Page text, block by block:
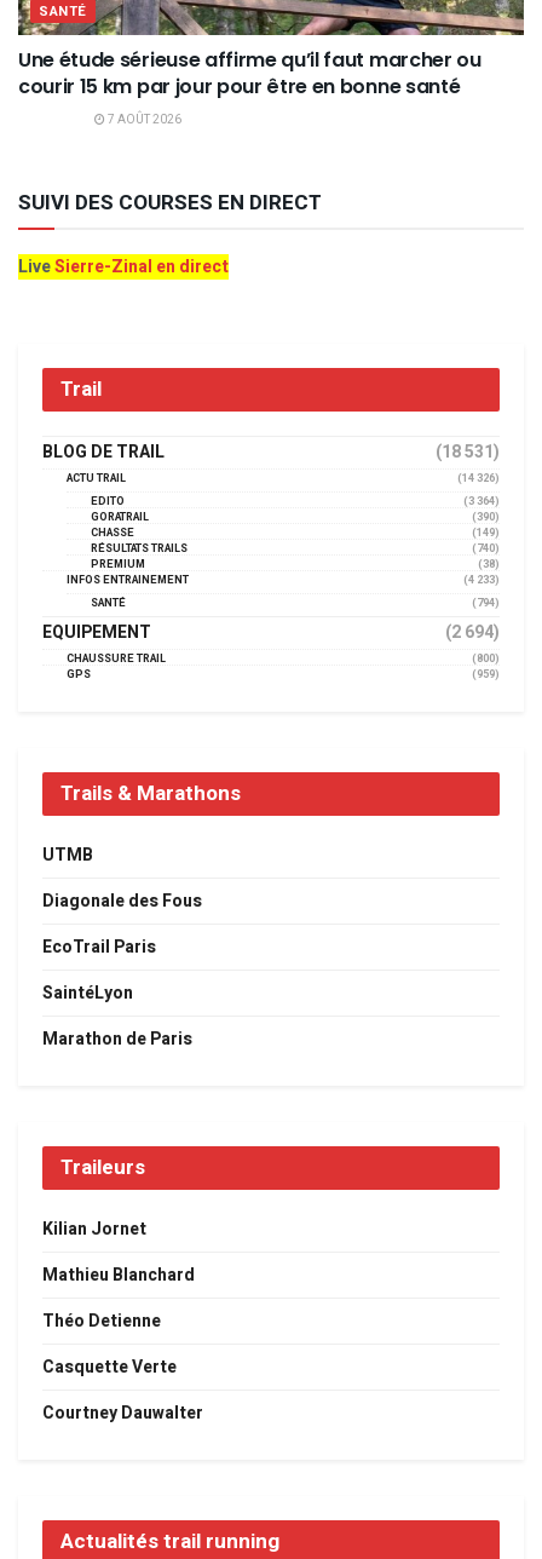
SANTÉ
Une étude sérieuse affirme qu’il faut marcher ou
courir 15 km par jour pour être en bonne santé
7 AOÛT 2026
SUIVI DES COURSES EN DIRECT
LiveSierre-Zinal en direct
Trail
BLOG DE TRAIL (18 531)
ACTU TRAIL
(14 326)
EDITO
(3 364)
GORATRAIL
(390)
CHASSE
(149)
RÉSULTATS TRAILS
(740)
PREMIUM
(38)
INFOS ENTRAINEMENT
(4 233)
SANTÉ
(794)
EQUIPEMENT (2 694)
CHAUSSURE TRAIL
(800)
GPS
(959)
Trails & Marathons
UTMB
Diagonale des Fous
EcoTrail Paris
SaintéLyon
Marathon de Paris
Traileurs
Kilian Jornet
Mathieu Blanchard
Théo Detienne
Casquette Verte
Courtney Dauwalter
Actualités trail running